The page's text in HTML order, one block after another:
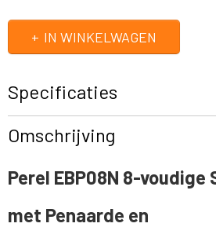
IN WINKELWAGEN
Specificaties
EBP08N
5410329416317
EBP08N
Omschrijving
Perel EBP08N 8-
met Penaarde en